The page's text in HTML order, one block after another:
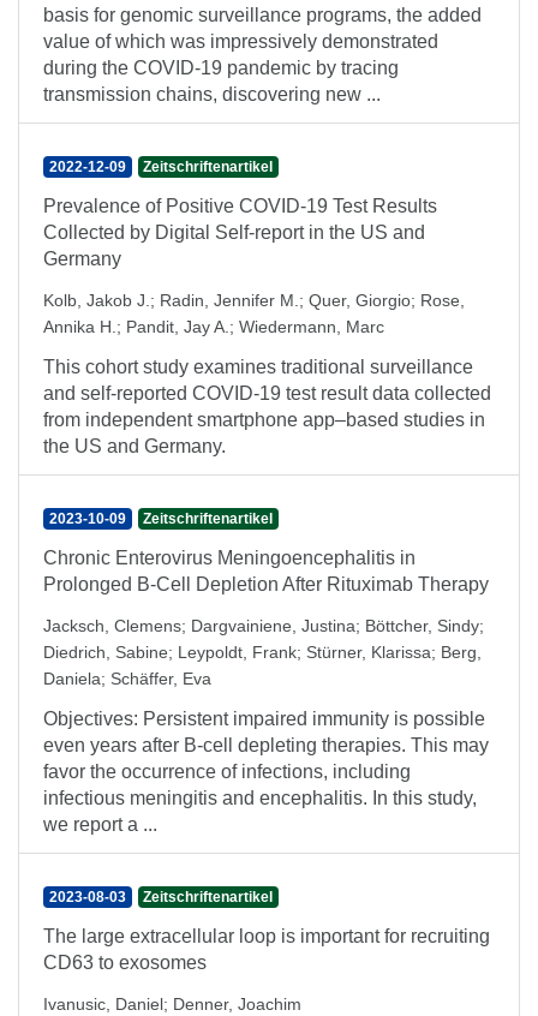
basis for genomic surveillance programs, the added
value of which was impressively demonstrated
during the COVID-19 pandemic by tracing
transmission chains, discovering new ...
2022-12-09 Zeitschriftenartikel
Prevalence of Positive COVID-19 Test Results
Collected by Digital Self-report in the US and
Germany
Kolb, Jakob J. ; Radin, Jennifer M. ; Quer, Giorgio; Rose,
Annika H. ; Pandit, Jay A. ; Wiedermann, Marc
This cohort study examines traditional surveillance
and self-reported COVID-19 test result data collected
from independent smartphone app–based studies in
the US and Germany.
2023-10-09 Zeitschriftenartikel
Chronic Enterovirus Meningoencephalitis in
Prolonged B-Cell Depletion After Rituximab Therapy
Jacksch, Clemens; Dargvainiene, Justina; Böttcher, Sindy;
Diedrich, Sabine; Leypoldt, Frank; Stürner, Klarissa; Berg,
Daniela; Schäffer, Eva
Objectives: Persistent impaired immunity is possible
even years after B-cell depleting therapies. This may
favor the occurrence of infections, including
infectious meningitis and encephalitis. In this study,
we report a ...
2023-08-03 Zeitschriftenartikel
The large extracellular loop is important for recruiting
CD63 to exosomes
Ivanusic, Daniel; Denner, Joachim